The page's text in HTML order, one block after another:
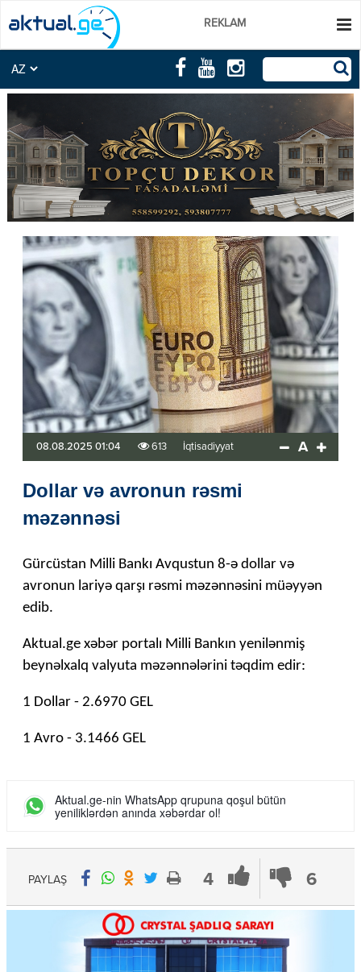
REKLAM
08.08.2025 01:04 613 İqtisadiyyat A
Dollar və avronun rəsmi
məzənnəsi
Gürcüstan Milli Bankı Avqustun 8-ə dollar və
avronun lariyə qarşı rəsmi məzənnəsini müəyyən
edib.
Aktual.ge xəbər portalı Milli Bankın yenilənmiş
beynəlxalq valyuta məzənnələrini təqdim edir:
1 Dollar - 2.6970 GEL
1 Avro - 3.1466 GEL
Aktual.ge-nin WhatsApp qrupuna qoşul bütün
yeniliklərdən anında xəbərdar ol!
4 6
PAYLAŞ